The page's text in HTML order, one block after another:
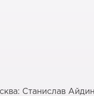
Станислав